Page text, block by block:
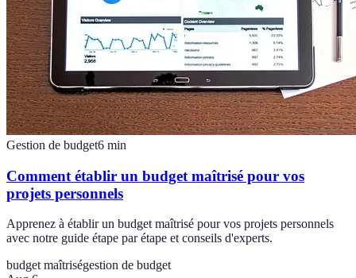
Gestion de budget6 min
Comment établir un budget maîtrisé pour vos
projets personnels
Apprenez à établir un budget maîtrisé pour vos projets personnels
avec notre guide étape par étape et conseils d'experts.
budget maîtriségestion de budget